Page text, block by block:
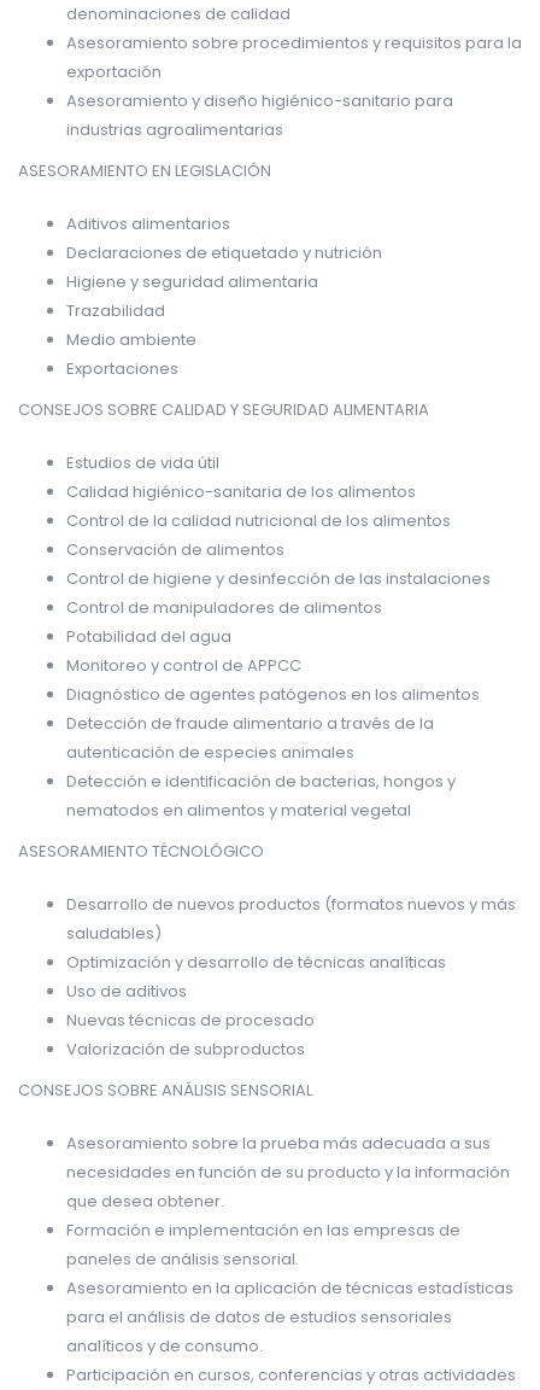
denominaciones de calidad
Asesoramiento sobre procedimientos y requisitos para la
exportación
Asesoramiento y diseño higiénico-sanitario para
industrias agroalimentarias
ASESORAMIENTO EN LEGISLACIÓN
Aditivos alimentarios
Declaraciones de etiquetado y nutrición
Higiene y seguridad alimentaria
Trazabilidad
Medio ambiente
Exportaciones
CONSEJOS SOBRE CALIDAD Y SEGURIDAD ALIMENTARIA
Estudios de vida útil
Calidad higiénico-sanitaria de los alimentos
Control de la calidad nutricional de los alimentos
Conservación de alimentos
Control de higiene y desinfección de las instalaciones
Control de manipuladores de alimentos
Potabilidad del agua
Monitoreo y control de APPCC
Diagnóstico de agentes patógenos en los alimentos
Detección de fraude alimentario a través de la
autenticación de especies animales
Detección e identificación de bacterias, hongos y
nematodos en alimentos y material vegetal
ASESORAMIENTO TÉCNOLÓGICO
Desarrollo de nuevos productos (formatos nuevos y más
saludables)
Optimización y desarrollo de técnicas analíticas
Uso de aditivos
Nuevas técnicas de procesado
Valorización de subproductos
CONSEJOS SOBRE ANÁLISIS SENSORIAL
Asesoramiento sobre la prueba más adecuada a sus
necesidades en función de su producto y la información
que desea obtener.
Formación e implementación en las empresas de
paneles de análisis sensorial.
Asesoramiento en la aplicación de técnicas estadísticas
para el análisis de datos de estudios sensoriales
analíticos y de consumo.
Participación en cursos, conferencias y otras actividades